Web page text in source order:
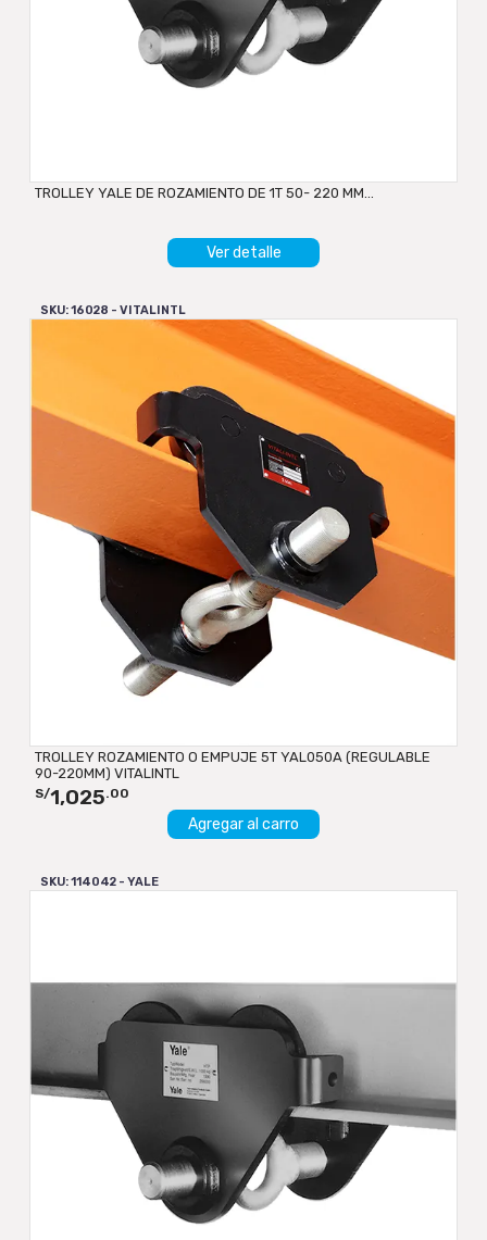
TROLLEY YALE DE ROZAMIENTO DE 1T 50- 220 MM...
Ver detalle
SKU: 16028 - VITALINTL
TROLLEY ROZAMIENTO O EMPUJE 5T YAL050A (REGULABLE
90-220MM) VITALINTL
S/1,025.00
Agregar al carro
SKU: 114042 - YALE